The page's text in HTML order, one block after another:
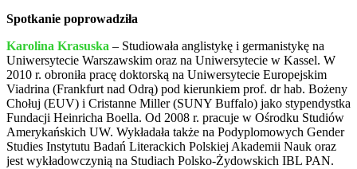
Spotkanie poprowadziła
Karolina Krasuska – Studiowała anglistykę i germanistykę na
Uniwersytecie Warszawskim oraz na Uniwersytecie w Kassel. W
2010 r. obroniła pracę doktorską na Uniwersytecie Europejskim
Viadrina (Frankfurt nad Odrą) pod kierunkiem prof. dr hab. Bożeny
Chołuj (EUV) i Cristanne Miller (SUNY Buffalo) jako stypendystka
Fundacji Heinricha Boella. Od 2008 r. pracuje w Ośrodku Studiów
Amerykańskich UW. Wykładała także na Podyplomowych Gender
Studies Instytutu Badań Literackich Polskiej Akademii Nauk oraz
jest wykładowczynią na Studiach Polsko-Żydowskich IBL PAN.